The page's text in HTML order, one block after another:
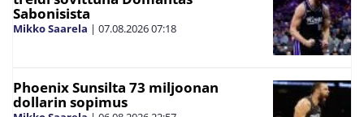
Sabonisista
Mikko Saarela | 07.08.202607:18
Phoenix Sunsilta 73 miljoonan
dollarin sopimus